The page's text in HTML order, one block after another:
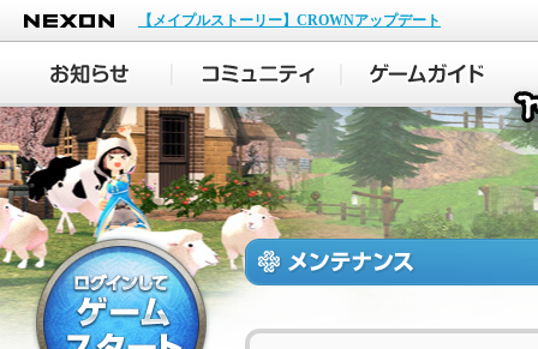
NEXON
【メイプルストーリー】CROWNアップデート